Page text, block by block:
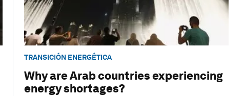
TRANSICIÓN ENERGÉTICA
Why are Arab countries experiencing
energy shortages?